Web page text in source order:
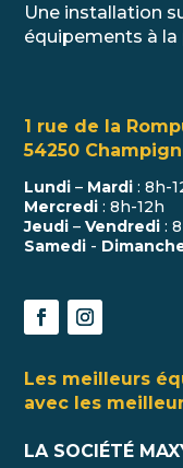
Une installation
équipements à
1 rue de la
54250
Lundi – Mardi : 8h-
Mercredi : 8h-12h
Jeudi –Vendredi :
Samedi -
Les meilleurs
avec les
LA SOCIÉTÉ